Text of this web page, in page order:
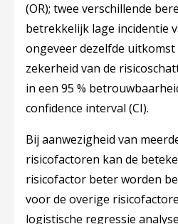
(OR); twee verschillende
betrekkelijk lage incidentie
ongeveer dezelfde uitkomst
zekerheid van de
in een 95 %
confidence interval (CI).
Bij aanwezigheid van
risicofactoren kan de
risicofactor beter worden
voor de overige
logistische regressie